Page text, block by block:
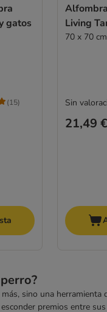
gatos
(15)
Living
70 x 70
21,49 €
Sin
sino una herramienta
premios entre